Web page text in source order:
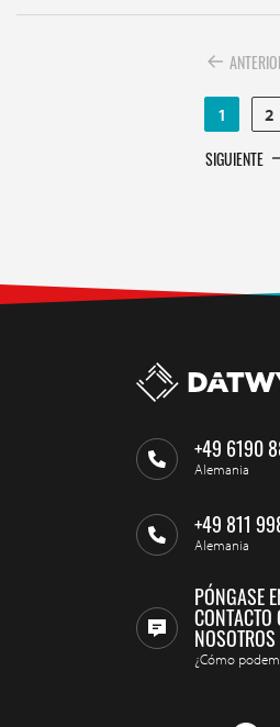
1 2
SIGUIENTE
+49 6190
Alemania
+49 811
Alemania
PÓNGASE
CONTACTO
NOSOTROS
¿Cómo